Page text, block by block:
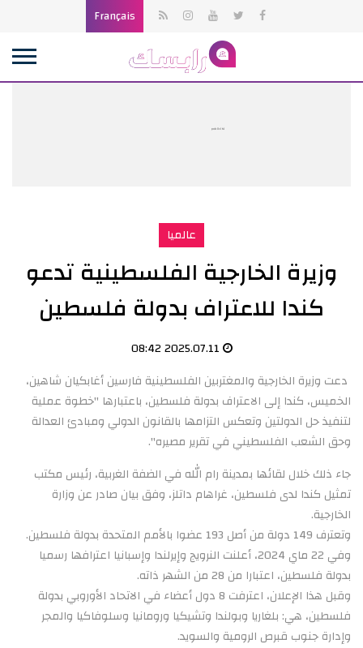
Français
publicité
عالميا
وزيرة الخارجية الفلسطينية تدعو
كندا للاعتراف بدولة فلسطين
دعت وزيرة الخارجية والمغتربين الفلسطينية فارسين أغابكيان شاهين،
الخميس، كندا إلى الاعتراف بدولة فلسطين، باعتبارها "خطوة عملية
لتنفيذ حل الدولتين وتعكس التزامها بالقانون الدولي ومبادئ العدالة
وحق الشعب الفلسطيني في تقرير مصيره".
جاء ذلك خلال لقائها بمدينة رام الله في الضفة الغربية، رئيس مكتب
تمثيل كندا لدى فلسطين، غراهام داتلز، وفق بيان صادر عن وزارة
الخارجية.
وتعترف 149 دولة من أصل 193 عضوا بالأمم المتحدة بدولة فلسطين.
وفي 22 ماي 2024، أعلنت النرويج وإيرلندا وإسبانيا اعترافها رسميا
بدولة فلسطين، اعتبارا من 28 من الشهر ذاته.
وقبل هذا الإعلان، اعترفت 8 دول أعضاء في الاتحاد الأوروبي بدولة
فلسطين، هي: بلغاريا وبولندا وتشيكيا ورومانيا وسلوفاكيا والمجر
وإدارة جنوب قبرص الرومية والسويد.